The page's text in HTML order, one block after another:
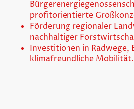
profitorientierte
Förderung regionaler
nachhaltiger
Investitionen in Radwege,
klimafreundliche Mobilität.